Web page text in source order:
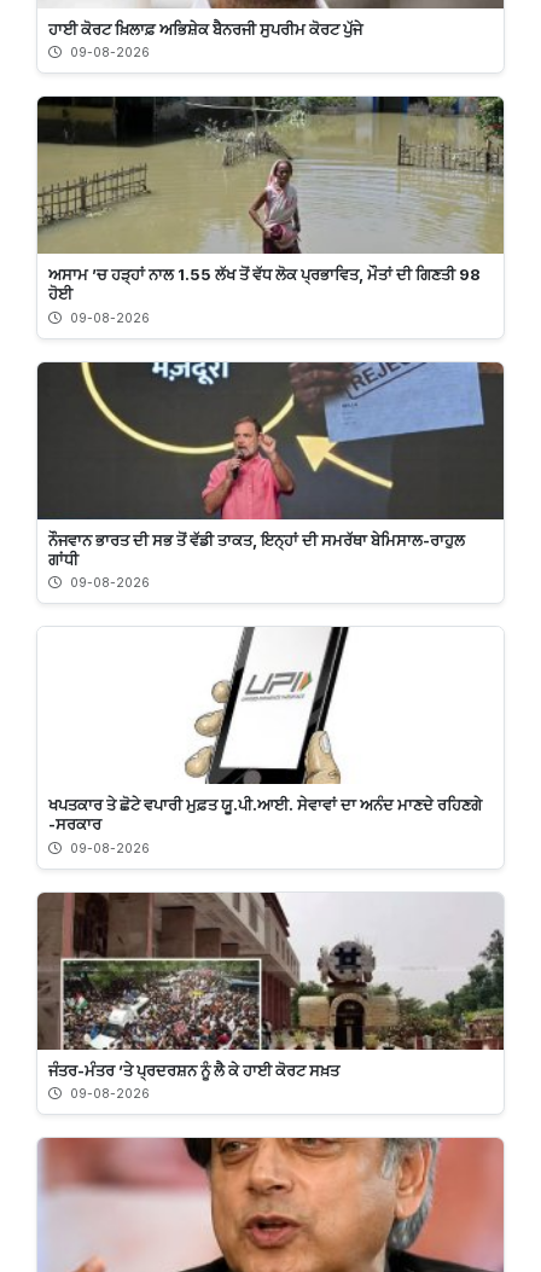
ਹਾਈ ਕੋਰਟ ਖ਼ਿਲਾਫ਼ ਅਭਿਸ਼ੇਕ ਬੈਨਰਜੀ ਸੁਪਰੀਮ ਕੋਰਟ ਪੁੱਜੇ
09-08-2026
ਅਸਾਮ ’ਚ ਹੜ੍ਹਾਂ ਨਾਲ 1.55 ਲੱਖ ਤੋਂ ਵੱਧ ਲੋਕ ਪ੍ਰਭਾਵਿਤ, ਮੌਤਾਂ ਦੀ ਗਿਣਤੀ 98
ਹੋਈ
09-08-2026
ਨੌਜਵਾਨ ਭਾਰਤ ਦੀ ਸਭ ਤੋਂ ਵੱਡੀ ਤਾਕਤ, ਇਨ੍ਹਾਂ ਦੀ ਸਮਰੱਥਾ ਬੇਮਿਸਾਲ-ਰਾਹੁਲ
ਗਾਂਧੀ
09-08-2026
ਖਪਤਕਾਰ ਤੇ ਛੋਟੇ ਵਪਾਰੀ ਮੁਫ਼ਤ ਯੂ.ਪੀ.ਆਈ. ਸੇਵਾਵਾਂ ਦਾ ਅਨੰਦ ਮਾਣਦੇ ਰਹਿਣਗੇ
-ਸਰਕਾਰ
09-08-2026
ਜੰਤਰ-ਮੰਤਰ ’ਤੇ ਪ੍ਰਦਰਸ਼ਨ ਨੂੰ ਲੈ ਕੇ ਹਾਈ ਕੋਰਟ ਸਖ਼ਤ
09-08-2026